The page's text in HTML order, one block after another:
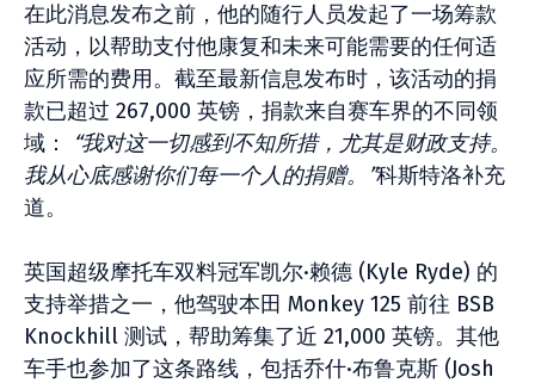
在此消息发布之前，他的随行人员发起了一场筹款
活动，以帮助支付他康复和未来可能需要的任何适
应所需的费用。截至最新信息发布时，该活动的捐
款已超过 267,000 英镑，捐款来自赛车界的不同领
域：
“我对这一切感到不知所措，尤其是财政支持。
我从心底感谢你们每一个人的捐赠。”科斯特洛补充
道。
英国超级摩托车双料冠军凯尔·赖德 (Kyle Ryde) 的
支持举措之一，他驾驶本田 Monkey 125 前往 BSB
Knockhill 测试，帮助筹集了近 21,000 英镑。其他
车手也参加了这条路线，包括乔什·布鲁克斯 (Josh